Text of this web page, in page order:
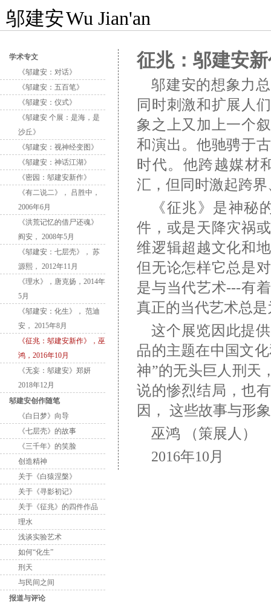
邬建安Wu Jian'an
学术专文
《邬建安：对话》
《邬建安：五百笔》
《邬建安：仪式》
《邬建安 个展：是海，是
沙丘》
《邬建安：视神经变图》
《邬建安：神话江湖》
《密园：邬建安新作》
《有二说二》， 吕胜中，
2006年6月
《洪荒记忆的借尸还魂》
阎安， 2008年5月
《邬建安：七层壳》， 苏
源熙， 2012年11月
《理水》，唐克扬，2014年
5月
《邬建安：化生》， 范迪
安， 2015年8月
《征兆：邬建安新作》，巫
鸿，2016年10月
《无妄：邬建安》郑妍
2018年12月
邬建安创作随笔
《白日梦》向导
《七层壳》的故事
《三千年》的笑脸
创造精神
关于《白猿涅槃》
关于《寻影初记》
关于《征兆》的四件作品
理水
浅谈实验艺术
如何“化生”
刑天
与民间之间
报道与评论
征兆：邬建安
邬建安的想象力
同时刺激和扩展人
象之上又加上一个
和演出。他驰骋于
时代。他跨越媒材
汇，但同时激起跨
《征兆》是神秘
件，或是天降灾祸
维逻辑超越文化和
但无论怎样它总是
是与当代艺术---有
真正的当代艺术总
这个展览因此提
品的主题在中国文
神”的无头巨人刑天
说的惨烈结局，也
因， 这些故事与形
巫鸿 （策展人）
2016年10月